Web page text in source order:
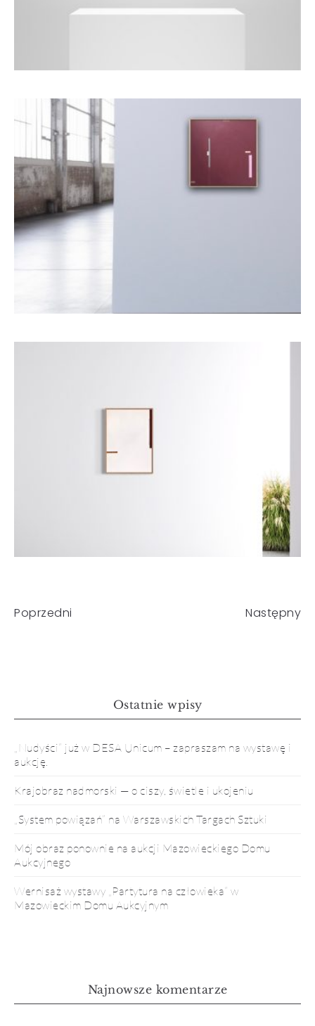
Poprzedni Następny
Ostatnie wpisy
„Nudyści” już w DESA Unicum – zapraszam na wystawę i
aukcję.
Krajobraz nadmorski — o ciszy, świetle i ukojeniu
„System powiązań” na Warszawskich Targach Sztuki
Mój obraz ponownie na aukcji Mazowieckiego Domu
Aukcyjnego
Wernisaż wystawy „Partytura na człowieka” w
Mazowieckim Domu Aukcyjnym
Najnowsze komentarze